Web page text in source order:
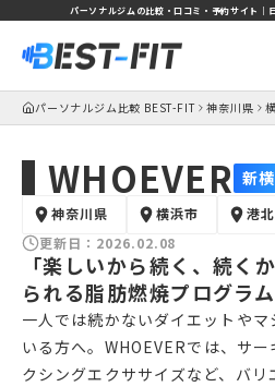
パーソナルジムの比較・口コミ・予約サイト｜
パーソナルジム比較 BEST-FIT 神奈川県
WHOEVER 新
神奈川県 横浜市
港
更新日： 2026.02.08
「楽しいから続く、続く
られる脂肪燃焼プログラ
一人では続かないダイエットや
いる方へ。WHOEVERでは、サ
クシングエクササイズなど、バ